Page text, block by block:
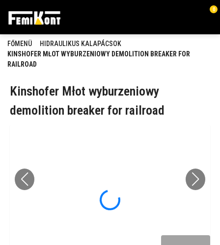
0
FŐMENÜ
HIDRAULIKUS KALAPÁCSOK
KINSHOFER MŁOT WYBURZENIOWY DEMOLITION BREAKER FOR
RAILROAD
Kinshofer Młot wyburzeniowy
demolition breaker for railroad